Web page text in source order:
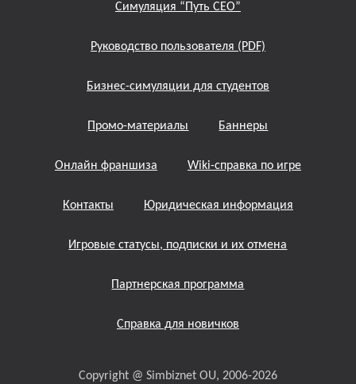
Симуляция “Путь СЕО”
Руководство пользователя (PDF)
Бизнес-симуляции для студентов
Промо-материалы Баннеры
Онлайн франшиза Wiki-справка по игре
Контакты Юридическая информация
Игровые статусы, подписки и их отмена
Партнерская программа
Справка для новичков
Copyright @ Simbiznet OU, 2006-2026